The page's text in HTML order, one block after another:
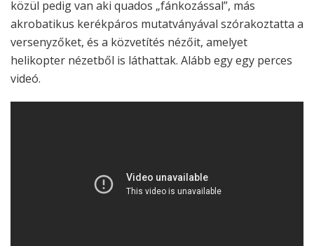
közül pedig van aki quados „fánkozással”, más
akrobatikus kerékpáros mutatványával szórakoztatta a
versenyzőket, és a közvetítés nézőit, amelyet
helikopter nézetből is láthattak. Alább egy egy perces
videó.